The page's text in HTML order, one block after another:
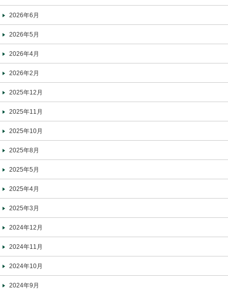
2026年6月
2026年5月
2026年4月
2026年2月
2025年12月
2025年11月
2025年10月
2025年8月
2025年5月
2025年4月
2025年3月
2024年12月
2024年11月
2024年10月
2024年9月